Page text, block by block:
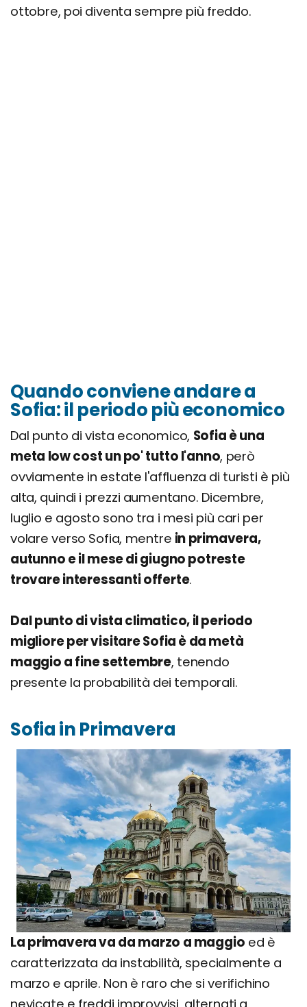
ottobre, poi diventa sempre più freddo.
Quando conviene andare a
Sofia: il periodo più economico
Dal punto di vista economico, Sofia è una
meta low cost un po' tutto l'anno, però
ovviamente in estate l'affluenza di turisti è più
alta, quindi i prezzi aumentano. Dicembre,
luglio e agosto sono tra i mesi più cari per
volare verso Sofia, mentre in primavera,
autunno e il mese di giugno potreste
trovare interessanti offerte.
Dal punto di vista climatico, il periodo
migliore per visitare Sofia è da metà
maggio a fine settembre, tenendo
presente la probabilità dei temporali.
Sofia in Primavera
La primavera va da marzo a maggio ed è
caratterizzata da instabilità, specialmente a
marzo e aprile. Non è raro che si verifichino